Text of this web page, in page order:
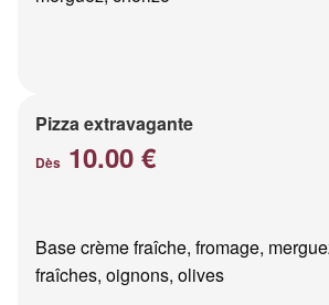
Pizza extravagante
Dès 10.00 €
Base crème fraîche, fromage,
fraîches, oignons, olives